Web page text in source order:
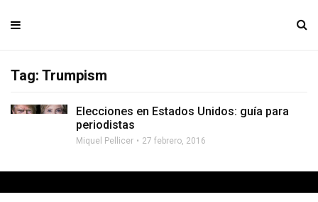
Tag: Trumpism
Elecciones en Estados Unidos: guía para
periodistas
Miquel Pellicer 27 febrero, 2016